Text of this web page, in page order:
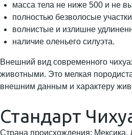
масса тела не ниже 500 и не
полностью безволосые
волнистые и излишне
наличие оленьего силуэта.
Внешний вид современного
животными. Это мелкая
внешним данным и характеру
Стандарт
Страна происхождения: Мексика.